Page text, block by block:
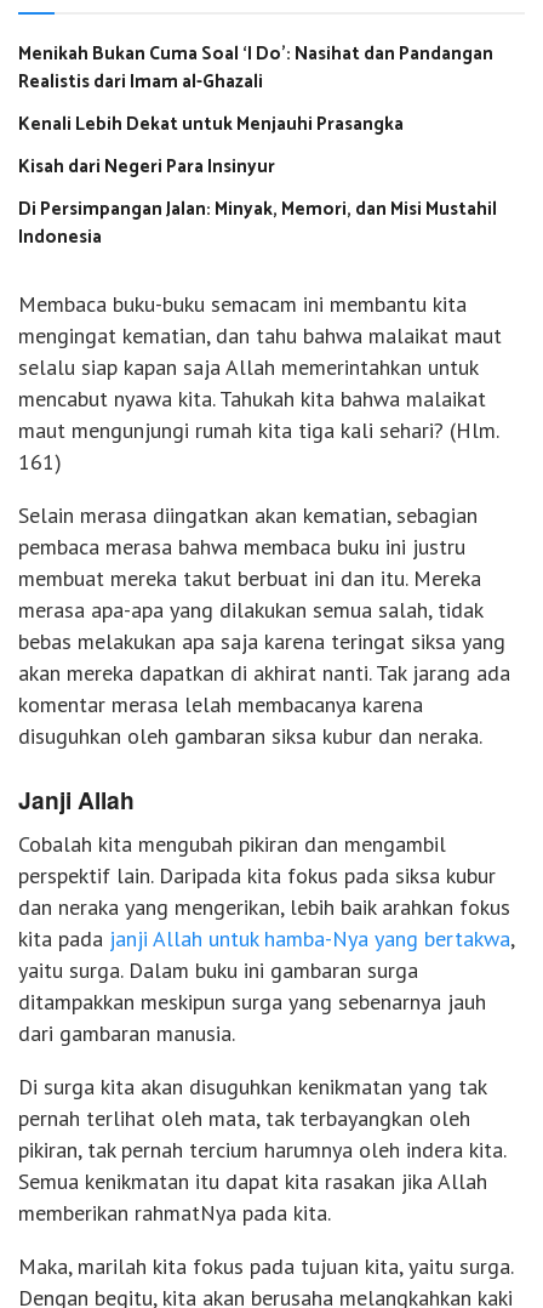
Menikah Bukan Cuma Soal ‘I Do’: Nasihat dan Pandangan
Realistis dari Imam al-Ghazali
Kenali Lebih Dekat untuk Menjauhi Prasangka
Kisah dari Negeri Para Insinyur
Di Persimpangan Jalan: Minyak, Memori, dan Misi Mustahil
Indonesia
Membaca buku-buku semacam ini membantu kita
mengingat kematian, dan tahu bahwa malaikat maut
selalu siap kapan saja Allah memerintahkan untuk
mencabut nyawa kita. Tahukah kita bahwa malaikat
maut mengunjungi rumah kita tiga kali sehari? (Hlm.
161)
Selain merasa diingatkan akan kematian, sebagian
pembaca merasa bahwa membaca buku ini justru
membuat mereka takut berbuat ini dan itu. Mereka
merasa apa-apa yang dilakukan semua salah, tidak
bebas melakukan apa saja karena teringat siksa yang
akan mereka dapatkan di akhirat nanti. Tak jarang ada
komentar merasa lelah membacanya karena
disuguhkan oleh gambaran siksa kubur dan neraka.
Janji Allah
Cobalah kita mengubah pikiran dan mengambil
perspektif lain. Daripada kita fokus pada siksa kubur
dan neraka yang mengerikan, lebih baik arahkan fokus
kita pada janji Allah untuk hamba-Nya yang bertakwa,
yaitu surga. Dalam buku ini gambaran surga
ditampakkan meskipun surga yang sebenarnya jauh
dari gambaran manusia.
Di surga kita akan disuguhkan kenikmatan yang tak
pernah terlihat oleh mata, tak terbayangkan oleh
pikiran, tak pernah tercium harumnya oleh indera kita.
Semua kenikmatan itu dapat kita rasakan jika Allah
memberikan rahmatNya pada kita.
Maka, marilah kita fokus pada tujuan kita, yaitu surga.
Dengan begitu, kita akan berusaha melangkahkan kaki